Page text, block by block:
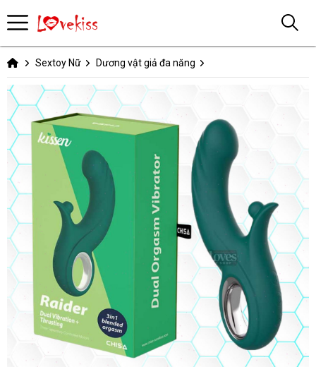
Sextoy Nữ Dương vật giả đa năng